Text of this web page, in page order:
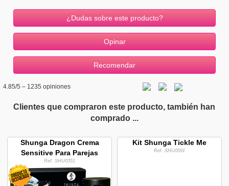
¿Dudas sobre este producto?
4.85/5 – 1235 opiniones
Clientes que compraron este producto, también han
comprado ...
Shunga Dragon Crema
Sensitive Para Parejas
Ref. SHU0351
Kit Shunga Tickle Me
Ref. SHU0591